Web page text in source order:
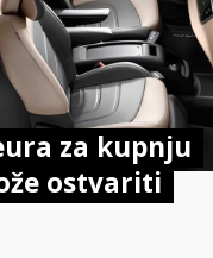
za kupnju
ostvariti